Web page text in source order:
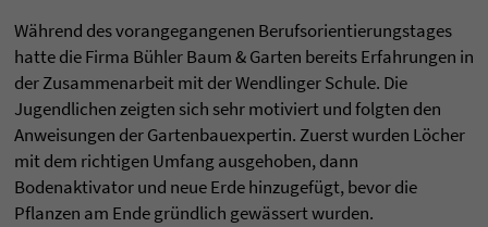
Während des vorangegangenen Berufsorientierungstages
hatte die Firma Bühler Baum & Garten bereits Erfahrungen in
der Zusammenarbeit mit der Wendlinger Schule. Die
Jugendlichen zeigten sich sehr motiviert und folgten den
Anweisungen der Gartenbauexpertin. Zuerst wurden Löcher
mit dem richtigen Umfang ausgehoben, dann
Bodenaktivator und neue Erde hinzugefügt, bevor die
Pflanzen am Ende gründlich gewässert wurden.